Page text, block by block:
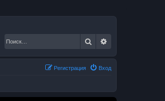
Поиск
Вход
Регистрация